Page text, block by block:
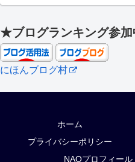
★ブログランキング参加
にほんブログ村
ホーム
プライバシーポリシー
NAOプロフィー